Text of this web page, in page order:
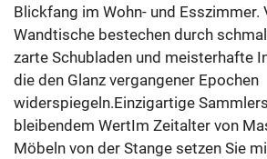
Blickfang im Wohn- und Esszimmer.
Wandtische bestechen durch
zarte Schubladen und meisterhafte
die den Glanz vergangener Epochen
widerspiegeln.Einzigartige
bleibendem WertIm Zeitalter von
Möbeln von der Stange setzen Sie